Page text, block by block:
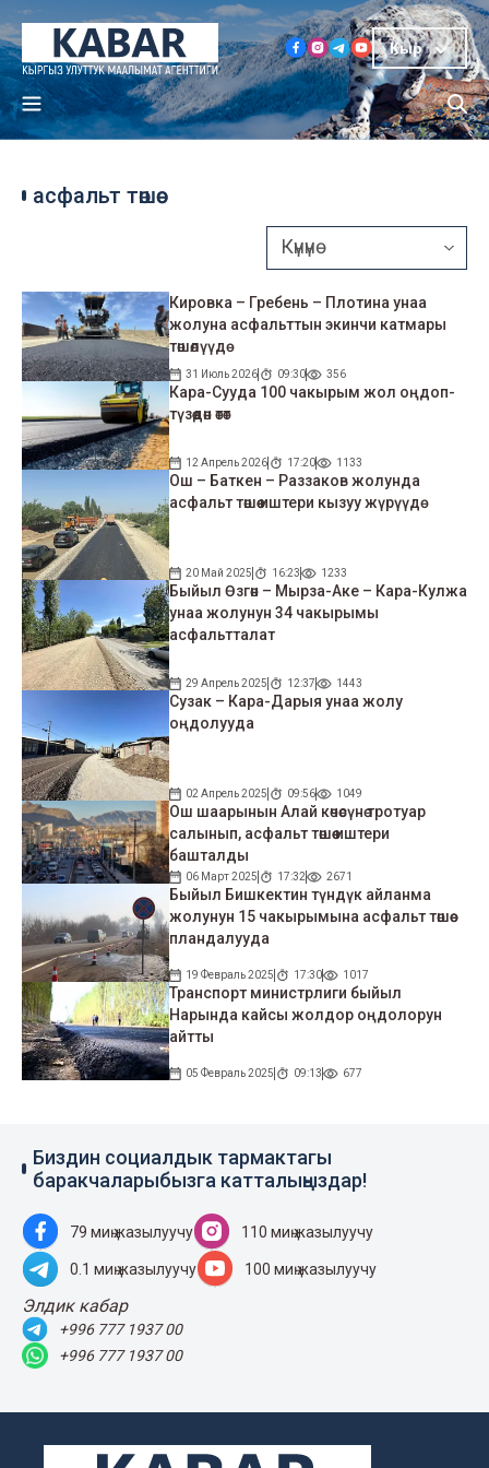
Кыр
асфальт төшөө
Кировка – Гребень – Плотина унаа
жолуна асфальттын экинчи катмары
төшөлүүдө
31 Июль 2026 09:30 356
Кара-Сууда 100 чакырым жол оңдоп-
түзөөдөн өтөт
12 Апрель 2026 17:20 1133
Ош – Баткен – Раззаков жолунда
асфальт төшөө иштери кызуу жүрүүдө
20 Май 2025 16:23 1233
Быйыл Өзгөн – Мырза-Аке – Кара-Кулжа
унаа жолунун 34 чакырымы
асфальтталат
29 Апрель 2025 12:37 1443
Сузак – Кара-Дарыя унаа жолу
оңдолууда
02 Апрель 2025 09:56 1049
Ош шаарынын Алай көчөсүнө тротуар
салынып, асфальт төшөө иштери
башталды
06 Март 2025 17:32 2671
Быйыл Бишкектин түндүк айланма
жолунун 15 чакырымына асфальт төшөө
пландалууда
19 Февраль 2025 17:30 1017
Транспорт министрлиги быйыл
Нарында кайсы жолдор оңдолорун
айтты
05 Февраль 2025 09:13 677
Биздин социалдык тармактагы
баракчаларыбызга катталыңыздар!
79 миң жазылуучу 110 миң жазылуучу
0.1 миң жазылуучу 100 миң жазылуучу
Элдик кабар
+996 777 1937 00
+996 777 1937 00